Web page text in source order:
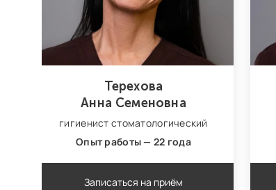
Терехова
Анна Семеновна
гигиенист стоматологический
Опыт работы — 22 года
Записаться на приём